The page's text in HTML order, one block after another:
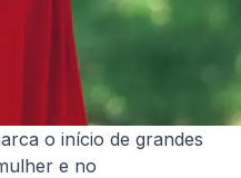
o início de grandes
e no